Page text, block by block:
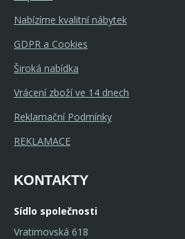
Nabízíme kvalitní nábytek
GDPR a Cookies
Široká nabídka
Vrácení zboží ve 14 dnech
Reklamační Podmínky
REKLAMACE
KONTAKTY
Sídlo společnosti
Vratimovská 618